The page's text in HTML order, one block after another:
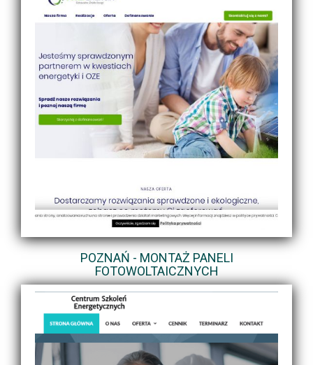
POZNAŃ - MONTAŻ PANELI
FOTOWOLTAICZNYCH